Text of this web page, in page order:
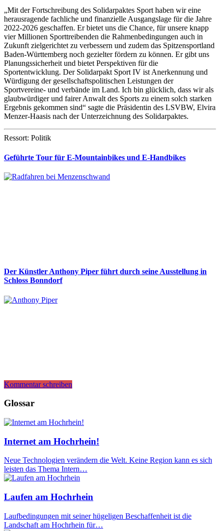
„Mit der Fortschreibung des Solidarpaktes Sport haben wir eine
herausragende fachliche und finanzielle Ausgangslage für die Jahre
2022-2026 geschaffen. Er bietet uns die Chance, für unsere knapp
vier Millionen Sporttreibenden die Rahmenbedingungen auch in
Zukunft zielgerichtet zu verbessern und zudem das Spitzensportland
Baden-Württemberg noch gezielter fördern zu können. Er gibt uns
Planungssicherheit und bietet Perspektiven für die
Sportentwicklung. Der Solidarpakt Sport IV ist Anerkennung und
Würdigung der gesellschaftspolitischen Leistungen der
Sportvereine- und verbände im Land. Ich bin glücklich, dass wir als
glaubwürdiger und fairer Anwalt des Sports zu einem solch starken
Ergebnis gekommen sind“ sagte die Präsidentin des LSVBW, Elvira
Menzer-Haasis nach der Unterzeichnung des Solidarpaktes.
Ressort: Politik
Geführte Tour für E-Mountainbikes und E-Handbikes
Der Künstler Anthony Piper führt durch seine Ausstellung in
Schloss Bonndorf
Kommentar schreiben
Glossar
Internet am Hochrhein!
Neue Technologien verändern die Welt. Keine Region kann es sich
leisten das Thema Intern…
Laufen am Hochrhein
Laufbedingungen mit seiner hügeligen Beschaffenheit ist die
Landschaft am Hochrhein für…